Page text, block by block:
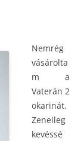
Nemrég
vásárolta
m a
Vaterán 2
okarinát.
Zeneileg
kevéssé